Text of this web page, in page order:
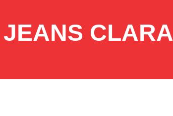
CLARA